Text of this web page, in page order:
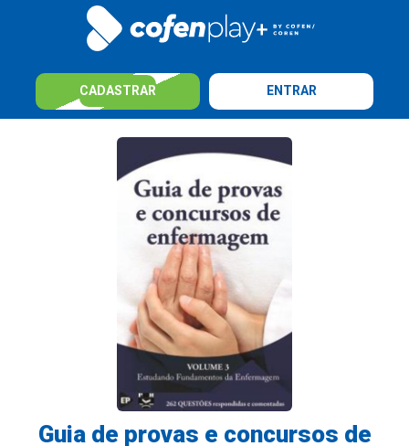
CADASTRAR ENTRAR
Guia de provas e concursos de